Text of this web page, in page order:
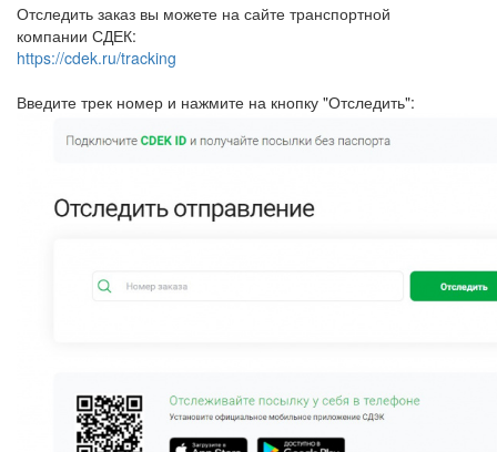
Отследить заказ вы можете на сайте транспортной
компании СДЕК:
https://cdek.ru/tracking
Введите трек номер и нажмите на кнопку "Отследить":